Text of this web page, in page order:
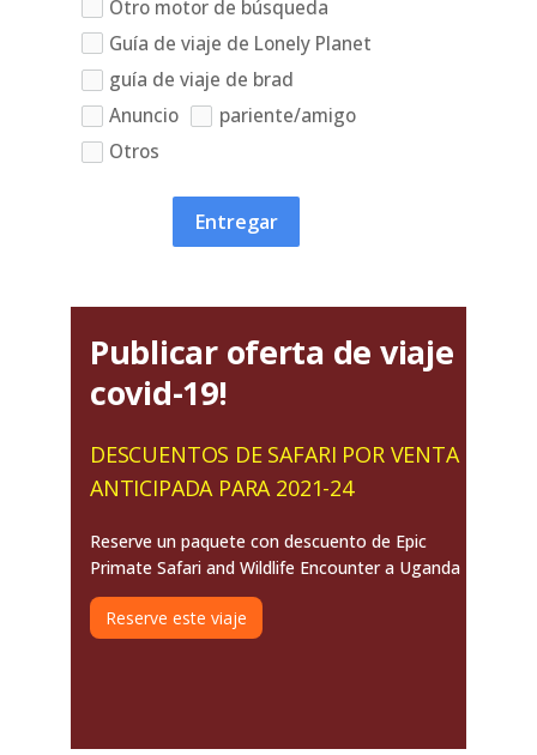
Otro motor de búsqueda
Guía de viaje de Lonely Planet
guía de viaje de brad
Anuncio
pariente/amigo
Otros
Entregar
Publicar oferta de viaje
covid-19!
DESCUENTOS DE SAFARI POR VENTA
ANTICIPADA PARA 2021-24
Reserve un paquete con descuento de Epic
Primate Safari and Wildlife Encounter a Uganda
Reserve este viaje